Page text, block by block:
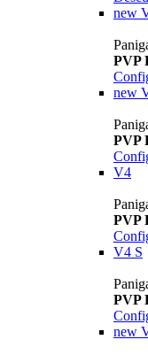
new
PVP
new
PVP
V4
PVP
V4 S
PVP
new